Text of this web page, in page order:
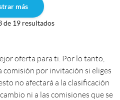
más
de 19 resultados
oferta para ti. Por lo tanto,
comisión por invitación si eliges
no afectará a la clasificación
ni a las comisiones que se